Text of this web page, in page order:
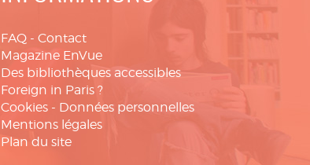
FAQ - Contact
Magazine EnVue
Des bibliothèques accessibles
Foreign in Paris ?
Cookies - Données personnelles
Mentions légales
Plan du site